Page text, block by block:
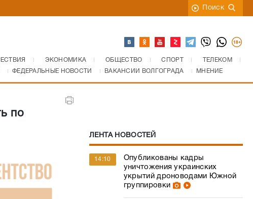
Поиск
ЭКОНОМИКА ОБЩЕСТВО СПОРТ
ТЕЛЕКОМ
ФЕДЕРАЛЬНЫЕ НОВОСТИ ВАКАНСИИ ВОЛГОГРАДА МНЕНИЕ
по
ЛЕНТА НОВОСТЕЙ
14:10
Опубликованы кадры
уничтожения украинских
укрытий дроноводами Южной
группировки